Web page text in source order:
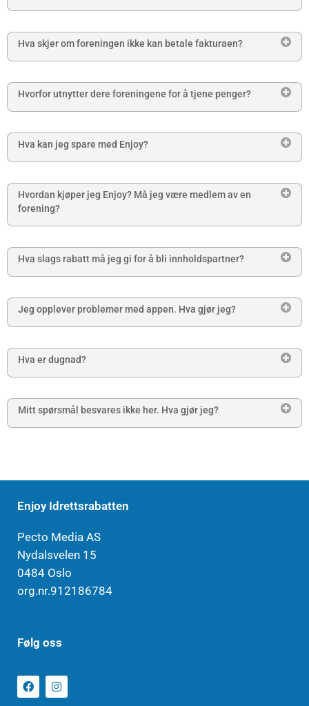
Hva skjer om foreningen ikke kan betale fakturaen?
Hvorfor utnytter dere foreningene for å tjene penger?
Hva kan jeg spare med Enjoy?
Hvordan kjøper jeg Enjoy? Må jeg være medlem av en
forening?
Hva slags rabatt må jeg gi for å bli innholdspartner?
Jeg opplever problemer med appen. Hva gjør jeg?
Hva er dugnad?
Mitt spørsmål besvares ikke her. Hva gjør jeg?
Enjoy Idrettsrabatten
Pecto Media AS
Nydalsvelen 15
0484 Oslo
org.nr.912186784
Følg oss
a
c
e
n
s
t